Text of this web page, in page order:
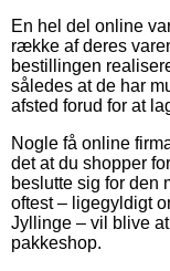
En hel del online
række af deres
bestillingen
således at de har
afsted forud for at
Nogle få online
det at du shopper
beslutte sig for den
oftest – ligegyldigt
Jyllinge – vil blive
pakkeshop.